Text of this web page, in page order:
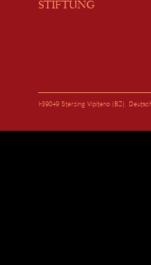
STIFTUNG
I-39049 Sterzing Vipiteno (BZ),